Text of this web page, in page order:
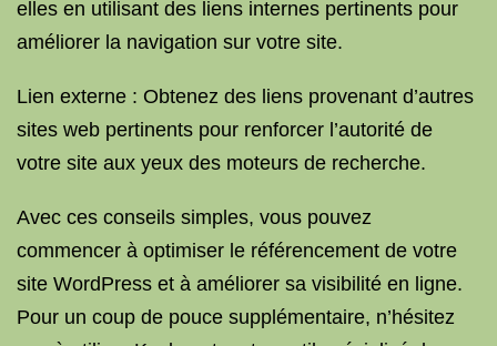
elles en utilisant des liens internes pertinents pour
améliorer la navigation sur votre site.
Lien externe : Obtenez des liens provenant d’autres
sites web pertinents pour renforcer l’autorité de
votre site aux yeux des moteurs de recherche.
Avec ces conseils simples, vous pouvez
commencer à optimiser le référencement de votre
site WordPress et à améliorer sa visibilité en ligne.
Pour un coup de pouce supplémentaire, n’hésitez